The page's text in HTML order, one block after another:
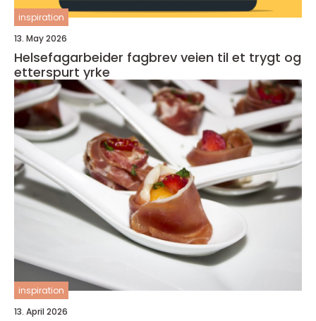
inspiration
13. May 2026
Helsefagarbeider fagbrev veien til et trygt og
etterspurt yrke
inspiration
13. April 2026